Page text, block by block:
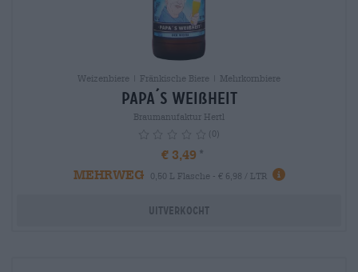
Weizenbiere | Fränkische Biere | Mehrkornbiere
Papa´s Weißheit
Braumanufaktur Hertl
(0)
€ 3,49
MEHRWEG
0,50 L Flasche - € 6,98 / LTR info
Uitverkocht